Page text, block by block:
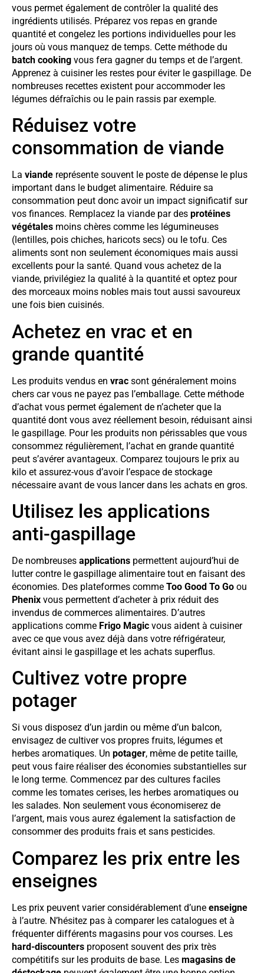
vous permet également de contrôler la qualité des
ingrédients utilisés. Préparez vos repas en grande
quantité et congelez les portions individuelles pour les
jours où vous manquez de temps. Cette méthode du
batch cooking vous fera gagner du temps et de l’argent.
Apprenez à cuisiner les restes pour éviter le gaspillage. De
nombreuses recettes existent pour accommoder les
légumes défraîchis ou le pain rassis par exemple.
Réduisez votre
consommation de viande
La viande représente souvent le poste de dépense le plus
important dans le budget alimentaire. Réduire sa
consommation peut donc avoir un impact significatif sur
vos finances. Remplacez la viande par des protéines
végétales moins chères comme les légumineuses
(lentilles, pois chiches, haricots secs) ou le tofu. Ces
aliments sont non seulement économiques mais aussi
excellents pour la santé. Quand vous achetez de la
viande, privilégiez la qualité à la quantité et optez pour
des morceaux moins nobles mais tout aussi savoureux
une fois bien cuisinés.
Achetez en vrac et en
grande quantité
Les produits vendus en vrac sont généralement moins
chers car vous ne payez pas l’emballage. Cette méthode
d’achat vous permet également de n’acheter que la
quantité dont vous avez réellement besoin, réduisant ainsi
le gaspillage. Pour les produits non périssables que vous
consommez régulièrement, l’achat en grande quantité
peut s’avérer avantageux. Comparez toujours le prix au
kilo et assurez-vous d’avoir l’espace de stockage
nécessaire avant de vous lancer dans les achats en gros.
Utilisez les applications
anti-gaspillage
De nombreuses applications permettent aujourd’hui de
lutter contre le gaspillage alimentaire tout en faisant des
économies. Des plateformes comme Too Good To Go ou
Phenix vous permettent d’acheter à prix réduit des
invendus de commerces alimentaires. D’autres
applications comme Frigo Magic vous aident à cuisiner
avec ce que vous avez déjà dans votre réfrigérateur,
évitant ainsi le gaspillage et les achats superflus.
Cultivez votre propre
potager
Si vous disposez d’un jardin ou même d’un balcon,
envisagez de cultiver vos propres fruits, légumes et
herbes aromatiques. Un potager, même de petite taille,
peut vous faire réaliser des économies substantielles sur
le long terme. Commencez par des cultures faciles
comme les tomates cerises, les herbes aromatiques ou
les salades. Non seulement vous économiserez de
l’argent, mais vous aurez également la satisfaction de
consommer des produits frais et sans pesticides.
Comparez les prix entre les
enseignes
Les prix peuvent varier considérablement d’une enseigne
à l’autre. N’hésitez pas à comparer les catalogues et à
fréquenter différents magasins pour vos courses. Les
hard-discounters proposent souvent des prix très
compétitifs sur les produits de base. Les magasins de